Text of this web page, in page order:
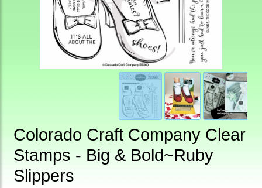
Colorado Craft Company Clear
Stamps - Big & Bold~Ruby
Slippers